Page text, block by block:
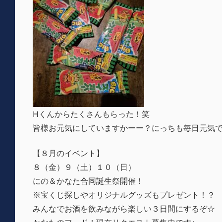
Hくんからたくさんもらった！笑
皆様お元気にしていますかーー？にっちも毎日元気
【８月のイベント】
８（金）９（土）１０（日）
にの＆かなた合同誕生祭開催！
※宝くじ探しやオリジナルグッズもプレゼント！？
みんなでお酒を飲みながら楽しい３日間にするぞ☆